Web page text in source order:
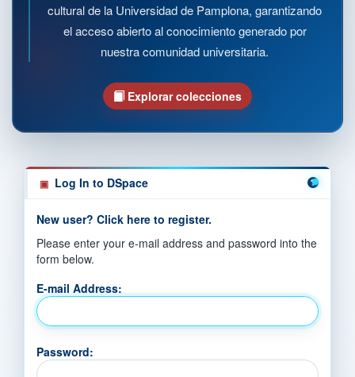
cultural de la Universidad de Pamplona, garantizando
el acceso abierto al conocimiento generado por
nuestra comunidad universitaria.
Explorar colecciones
Log In to DSpace
New user? Click here to register.
Please enter your e-mail address and password into the
form below.
E-mail Address:
Password: